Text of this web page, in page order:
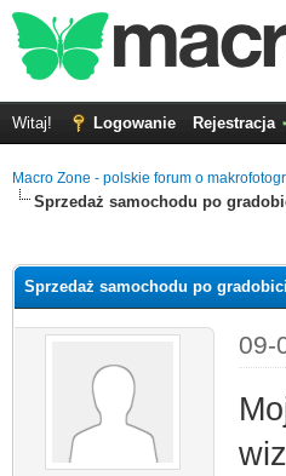
Witaj! Logowanie Rejestracja
Macro Zone - polskie forum o
Sprzedaż samochodu po
Sprzedaż samochodu po
09-